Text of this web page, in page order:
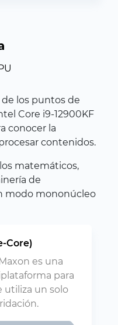
los puntos de
Core i9-12900KF
conocer la
contenidos.
matemáticos,
de
modo mononúcleo
Core)
es una
para
utiliza un solo